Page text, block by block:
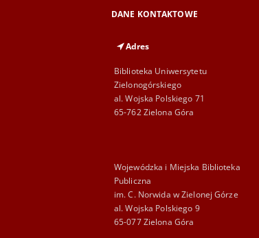
DANE KONTAKTOWE
Adres
Biblioteka Uniwersytetu
Zielonogórskiego
al. Wojska Polskiego 71
65-762 Zielona Góra
Wojewódzka i Miejska Biblioteka
Publiczna
im. C. Norwida w Zielonej Górze
al. Wojska Polskiego 9
65-077 Zielona Góra